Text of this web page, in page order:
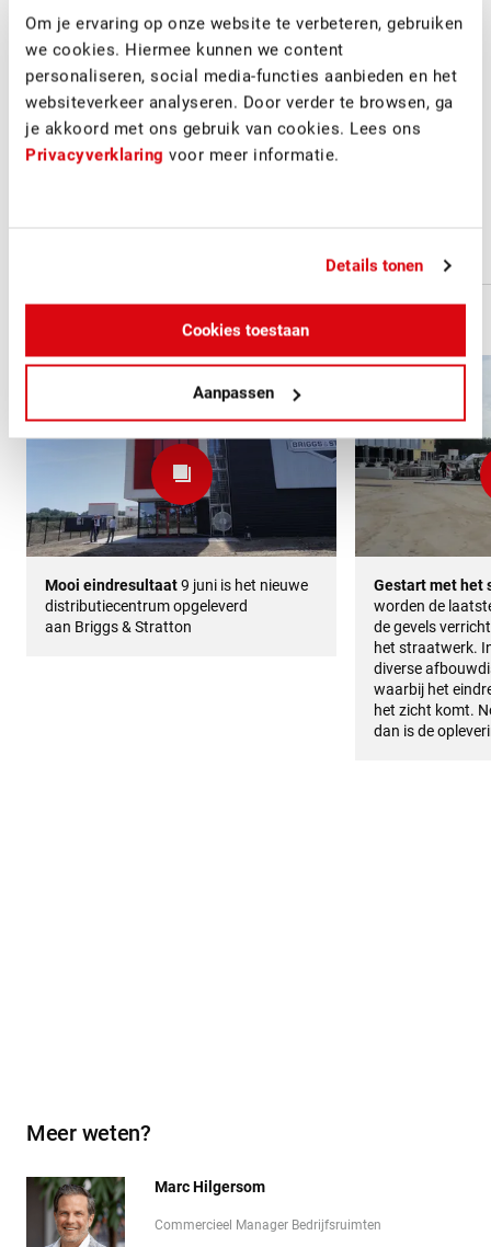
Om je ervaring op onze website te verbeteren, gebruiken
we cookies. Hiermee kunnen we content
personaliseren, social media-functies aanbieden en het
websiteverkeer analyseren. Door verder te browsen, ga
je akkoord met ons gebruik van cookies. Lees ons
Privacyverklaring voor meer informatie.
Details tonen
Cookies toestaan
Aanpassen
inclusief parkeerplaatsen en een brede laadkuil voor de
loadingdocks, is gerealiseerd op een perceel van circa 2
hectare.
Mooi eindresultaat9 juni is het nieuwe
distributiecentrum opgeleverd
aan Briggs & Stratton
Gestart met het
worden de
de gevels
het straatwerk.
diverse
waarbij het
het zicht komt.
dan is de
Meer weten?
Marc Hilgersom
Commercieel Manager Bedrijfsruimten